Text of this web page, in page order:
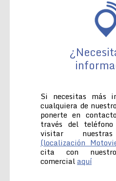
Si necesitas más
cualquiera de
ponerte en
través del teléfono
visitar nuestras
(localización
cita con nuestro
comercialaquí